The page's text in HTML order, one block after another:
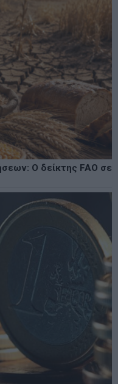
Ο δείκτης FAO σε